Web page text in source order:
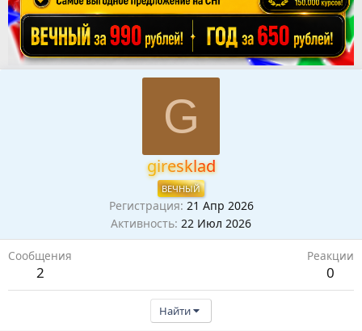
G
giresklad
ВЕЧНЫЙ
Регистрация 21 Апр 2026
Активность 22 Июл 2026
Сообщения
2
Реакции
0
Найти